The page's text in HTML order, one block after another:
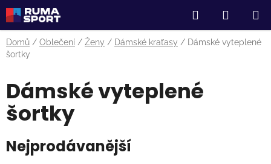
Přejít
na
obsah
Hledat
KOŠÍK
Domů / Oblečení / Ženy / Dámské kraťasy / Dámské vyteplené
šortky
Dámské vyteplené
šortky
Nejprodávanější